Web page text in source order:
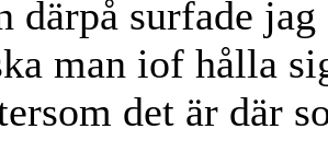
därpå surfade
man iof hålla
det är där